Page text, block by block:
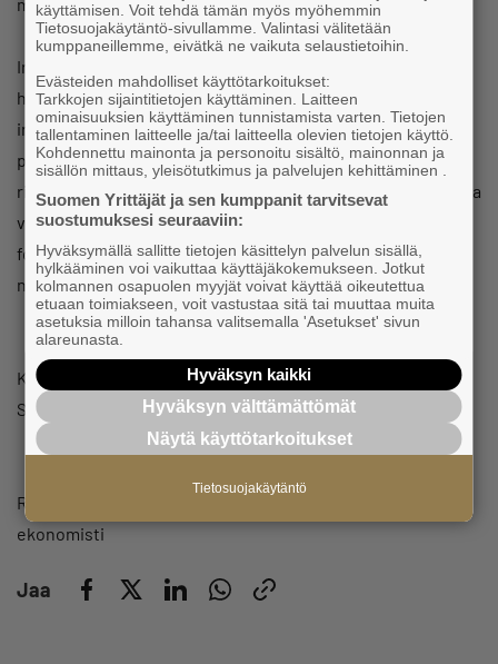
Iranin sodasta johtuva fossiilisten polttoaineiden
hinnannousu korostaa tarvetta turvata puhtaan energian
investoinneille vakaa sääntely-ympäristö ja vähentää
pitkällä aikavälillä määrätietoisesti koko Euroopan
riippuvuutta fossiilienergiasta. Vuoden 2022 energiakriisi ja
vuoden 2026 Iranin sota ovat osoittaneet, ettei
fossiilienergian käyttöä edistäviä tukia tule lisätä tai
normalisoida; päinvastoin niitä tulee vähentää.
Kunnioittavasti
Suomen Yrittäjät
Roope Ohlsbom
ekonomisti
Jaa
käyttämisen. Voit tehdä tämän myös myöhemmin
Tietosuojakäytäntö-sivullamme. Valintasi välitetään
kumppaneillemme, eivätkä ne vaikuta selaustietoihin.
Evästeiden mahdolliset käyttötarkoitukset:
Tarkkojen sijaintitietojen käyttäminen. Laitteen
ominaisuuksien käyttäminen tunnistamista varten. Tietojen
tallentaminen laitteelle ja/tai laitteella olevien tietojen käyttö.
Kohdennettu mainonta ja personoitu sisältö, mainonnan ja
sisällön mittaus, yleisötutkimus ja palvelujen kehittäminen .
Suomen Yrittäjät ja sen kumppanit tarvitsevat
suostumuksesi seuraaviin:
Hyväksymällä sallitte tietojen käsittelyn palvelun sisällä,
hylkääminen voi vaikuttaa käyttäjäkokemukseen. Jotkut
kolmannen osapuolen myyjät voivat käyttää oikeutettua
etuaan toimiakseen, voit vastustaa sitä tai muuttaa muita
asetuksia milloin tahansa valitsemalla 'Asetukset' sivun
alareunasta.
Hyväksyn kaikki
Hyväksyn välttämättömät
Näytä käyttötarkoitukset
Tietosuojakäytäntö